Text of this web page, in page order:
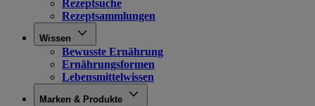
Rezeptsuche
Rezeptsammlungen
Wissen
Bewusste Ernährung
Ernährungsformen
Lebensmittelwissen
Marken & Produkte